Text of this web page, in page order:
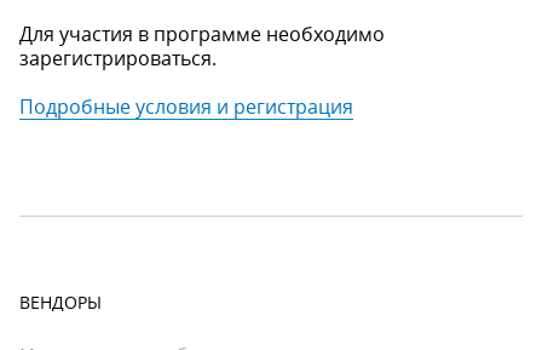
Для участия в программе необходимо
зарегистрироваться.
Подробные условия и регистрация
ВЕНДОРЫ